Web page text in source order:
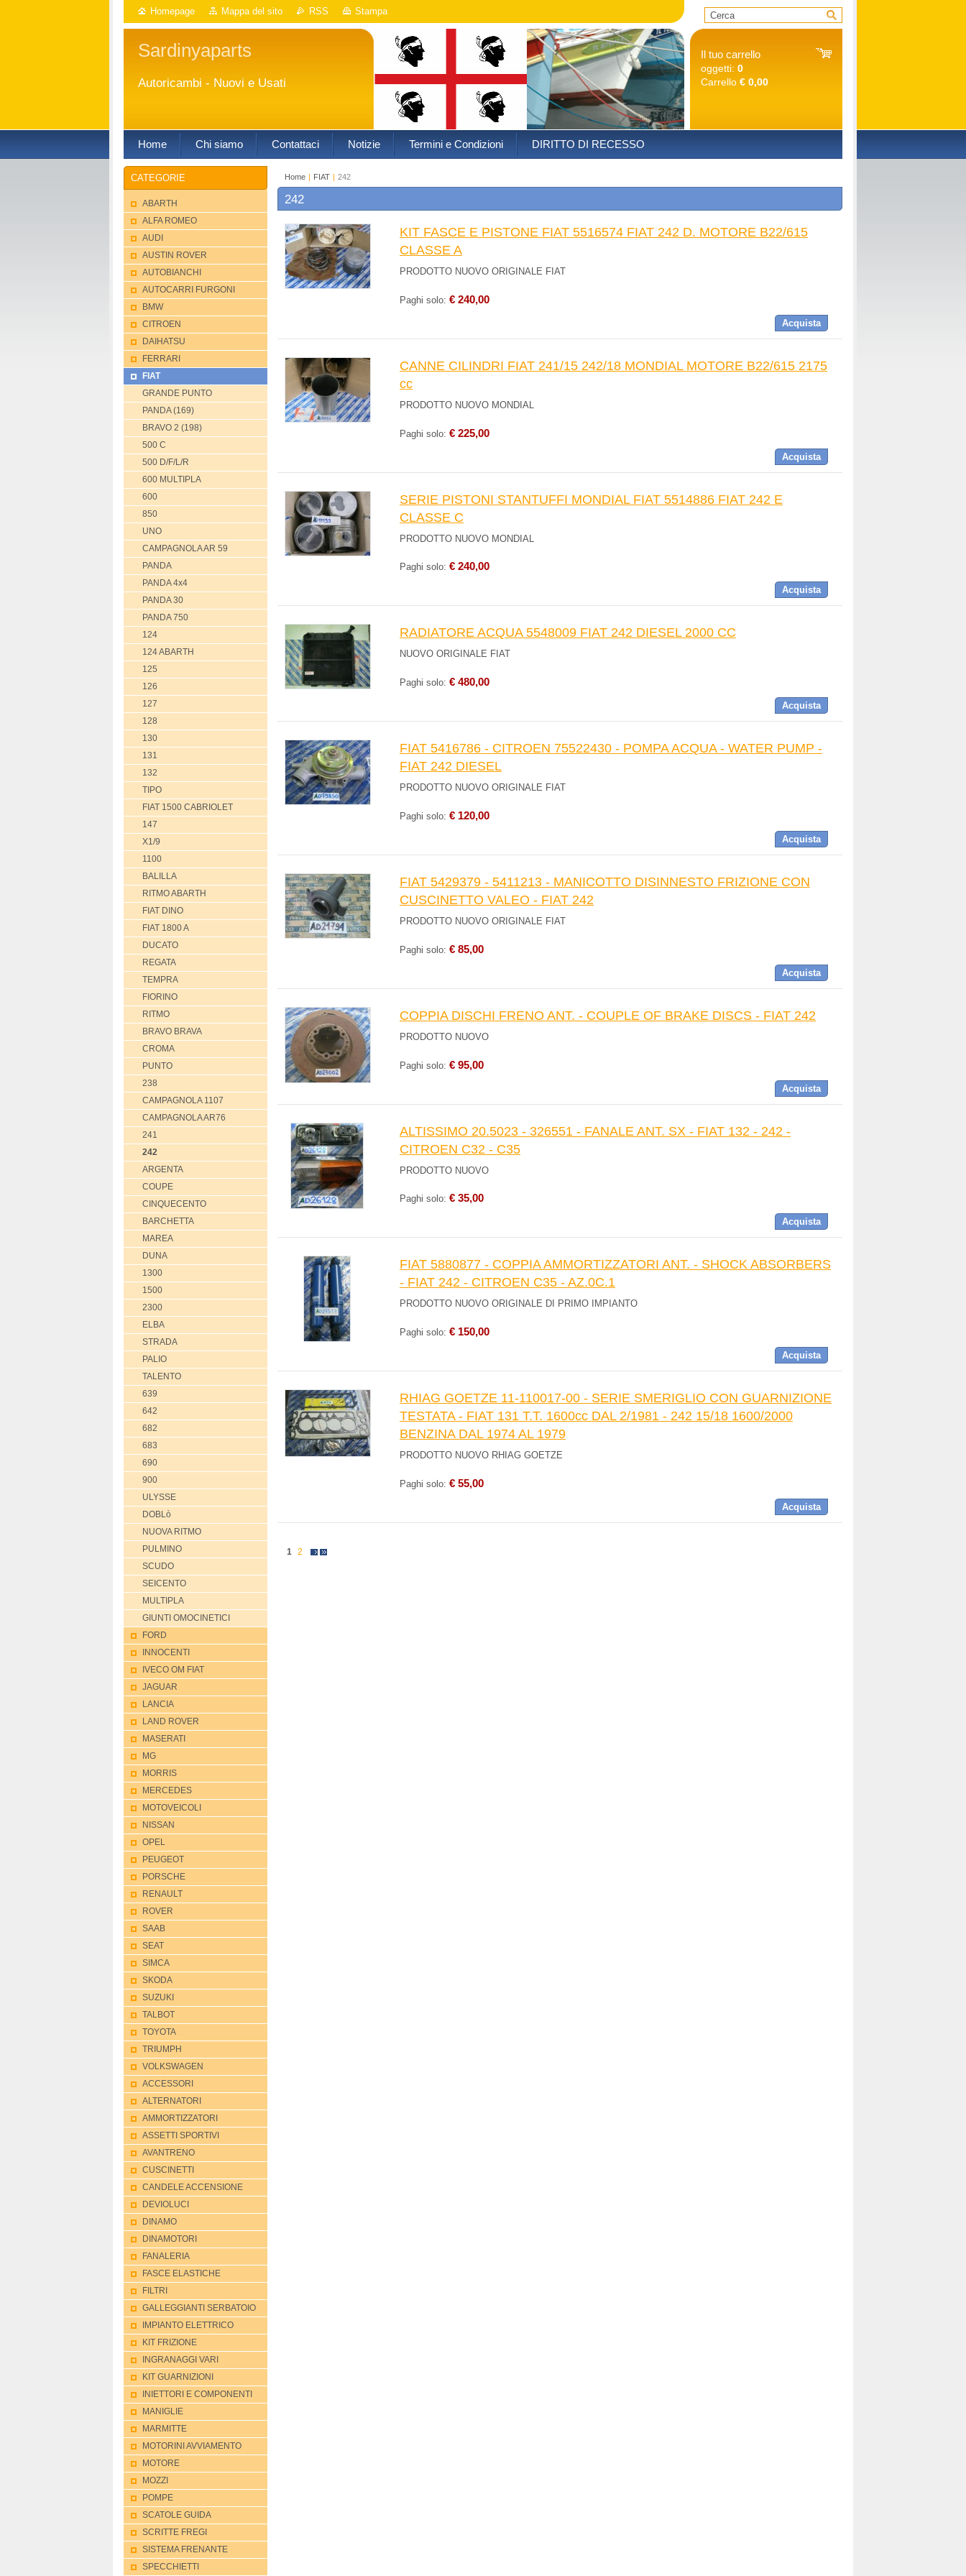
Homepage Mappa del sito RSS Stampa
Sardinyaparts
Autoricambi - Nuovi e Usati
Il tuo carrello
oggetti: 0
Carrello € 0,00
Home Chi siamo Contattaci Notizie Termini e Condizioni DIRITTO DI RECESSO
Home | FIAT | 242
242
KIT FASCE E PISTONE FIAT 5516574 FIAT 242 D. MOTORE B22/615
CLASSE A
PRODOTTO NUOVO ORIGINALE FIAT
Paghi solo: € 240,00
Acquista
CANNE CILINDRI FIAT 241/15 242/18 MONDIAL MOTORE B22/615 2175
cc
PRODOTTO NUOVO MONDIAL
Paghi solo: € 225,00
Acquista
SERIE PISTONI STANTUFFI MONDIAL FIAT 5514886 FIAT 242 E
CLASSE C
PRODOTTO NUOVO MONDIAL
Paghi solo: € 240,00
Acquista
RADIATORE ACQUA 5548009 FIAT 242 DIESEL 2000 CC
NUOVO ORIGINALE FIAT
Paghi solo: € 480,00
Acquista
FIAT 5416786 - CITROEN 75522430 - POMPA ACQUA - WATER PUMP -
FIAT 242 DIESEL
PRODOTTO NUOVO ORIGINALE FIAT
Paghi solo: € 120,00
Acquista
FIAT 5429379 - 5411213 - MANICOTTO DISINNESTO FRIZIONE CON
CUSCINETTO VALEO - FIAT 242
PRODOTTO NUOVO ORIGINALE FIAT
Paghi solo: € 85,00
Acquista
COPPIA DISCHI FRENO ANT. - COUPLE OF BRAKE DISCS - FIAT 242
PRODOTTO NUOVO
Paghi solo: € 95,00
Acquista
ALTISSIMO 20.5023 - 326551 - FANALE ANT. SX - FIAT 132 - 242 -
CITROEN C32 - C35
PRODOTTO NUOVO
Paghi solo: € 35,00
Acquista
FIAT 5880877 - COPPIA AMMORTIZZATORI ANT. - SHOCK ABSORBERS
- FIAT 242 - CITROEN C35 - AZ.0C.1
PRODOTTO NUOVO ORIGINALE DI PRIMO IMPIANTO
Paghi solo: € 150,00
Acquista
RHIAG GOETZE 11-110017-00 - SERIE SMERIGLIO CON GUARNIZIONE
TESTATA - FIAT 131 T.T. 1600cc DAL 2/1981 - 242 15/18 1600/2000
BENZINA DAL 1974 AL 1979
PRODOTTO NUOVO RHIAG GOETZE
Paghi solo: € 55,00
Acquista
1 2
CATEGORIE
ABARTH
ALFA ROMEO
AUDI
AUSTIN ROVER
AUTOBIANCHI
AUTOCARRI FURGONI
BMW
CITROEN
DAIHATSU
FERRARI
FIAT
GRANDE PUNTO
PANDA (169)
BRAVO 2 (198)
500 C
500 D/F/L/R
600 MULTIPLA
600
850
UNO
CAMPAGNOLA AR 59
PANDA
PANDA 4x4
PANDA 30
PANDA 750
124
124 ABARTH
125
126
127
128
130
131
132
TIPO
FIAT 1500 CABRIOLET
147
X1/9
1100
BALILLA
RITMO ABARTH
FIAT DINO
FIAT 1800 A
DUCATO
REGATA
TEMPRA
FIORINO
RITMO
BRAVO BRAVA
CROMA
PUNTO
238
CAMPAGNOLA 1107
CAMPAGNOLA AR76
241
242
ARGENTA
COUPE
CINQUECENTO
BARCHETTA
MAREA
DUNA
1300
1500
2300
ELBA
STRADA
PALIO
TALENTO
639
642
682
683
690
900
ULYSSE
DOBLò
NUOVA RITMO
PULMINO
SCUDO
SEICENTO
MULTIPLA
GIUNTI OMOCINETICI
FORD
INNOCENTI
IVECO OM FIAT
JAGUAR
LANCIA
LAND ROVER
MASERATI
MG
MORRIS
MERCEDES
MOTOVEICOLI
NISSAN
OPEL
PEUGEOT
PORSCHE
RENAULT
ROVER
SAAB
SEAT
SIMCA
SKODA
SUZUKI
TALBOT
TOYOTA
TRIUMPH
VOLKSWAGEN
ACCESSORI
ALTERNATORI
AMMORTIZZATORI
ASSETTI SPORTIVI
AVANTRENO
CUSCINETTI
CANDELE ACCENSIONE
DEVIOLUCI
DINAMO
DINAMOTORI
FANALERIA
FASCE ELASTICHE
FILTRI
GALLEGGIANTI SERBATOIO
IMPIANTO ELETTRICO
KIT FRIZIONE
INGRANAGGI VARI
KIT GUARNIZIONI
INIETTORI E COMPONENTI
MANIGLIE
MARMITTE
MOTORINI AVVIAMENTO
MOTORE
MOZZI
POMPE
SCATOLE GUIDA
SCRITTE FREGI
SISTEMA FRENANTE
SPECCHIETTI